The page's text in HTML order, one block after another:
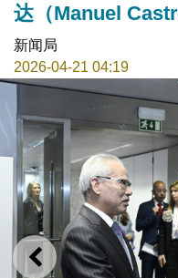
达（Manuel
新闻局
2026-04-21 04:19
上一则